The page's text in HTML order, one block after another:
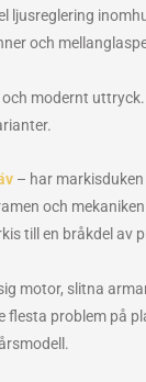
ljusreglering
och
modernt
– har
och
till en bråkdel av
motor, slitna
flesta problem på